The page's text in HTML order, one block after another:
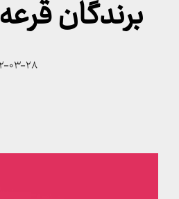
برندگان قرعه
۱۴۰۲-